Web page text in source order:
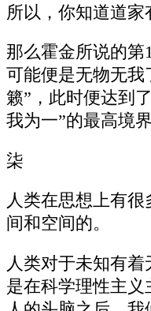
所以，你知道道家
那么霍金所说的第
可能便是无物无我
籁”，此时便达到
我为一”的最高境界
柒
人类在思想上有
间和空间的。
人类对于未知有
是在科学理性主